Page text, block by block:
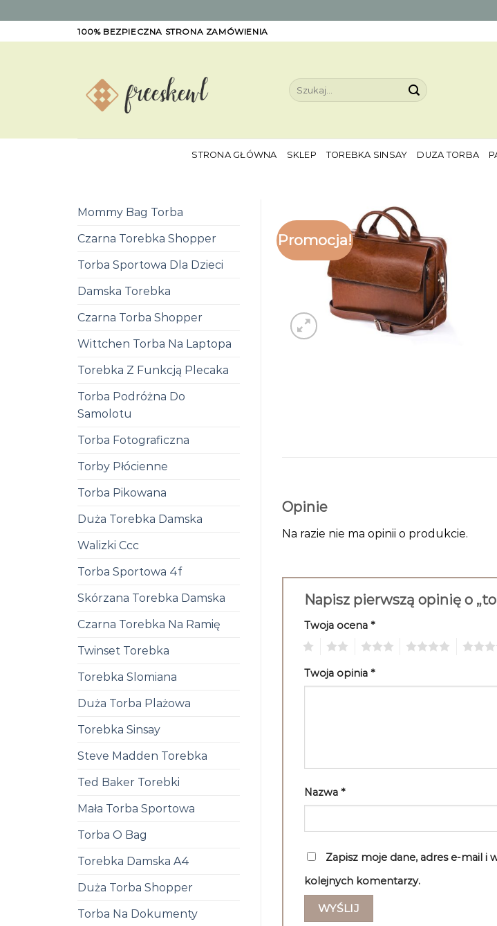
to
100% BEZPIECZNA STRONA ZAMÓWIENIA
Szukaj:
STRONA GŁÓWNA SKLEP TOREBKA SINSAY DUZA TORBA
Mommy Bag Torba
Czarna Torebka Shopper
Torba Sportowa Dla Dzieci
Damska Torebka
Czarna Torba Shopper
Wittchen Torba Na Laptopa
Torebka Z Funkcją Plecaka
Torba Podróżna Do
Samolotu
Torba Fotograficzna
Torby Płócienne
Torba Pikowana
Duża Torebka Damska
Walizki Ccc
Torba Sportowa 4f
Skórzana Torebka Damska
Czarna Torebka Na Ramię
Twinset Torebka
Torebka Slomiana
Duża Torba Plażowa
Torebka Sinsay
Steve Madden Torebka
Ted Baker Torebki
Mała Torba Sportowa
Torba O Bag
Torebka Damska A4
Duża Torba Shopper
Torba Na Dokumenty
Promocja!
Opinie
Na razie nie ma opinii o produkcie.
Napisz pierwszą opinię o
Twoja ocena *
Twoja opinia *
Nazwa *
Zapisz moje dane, adres e-mail i
kolejnych komentarzy.